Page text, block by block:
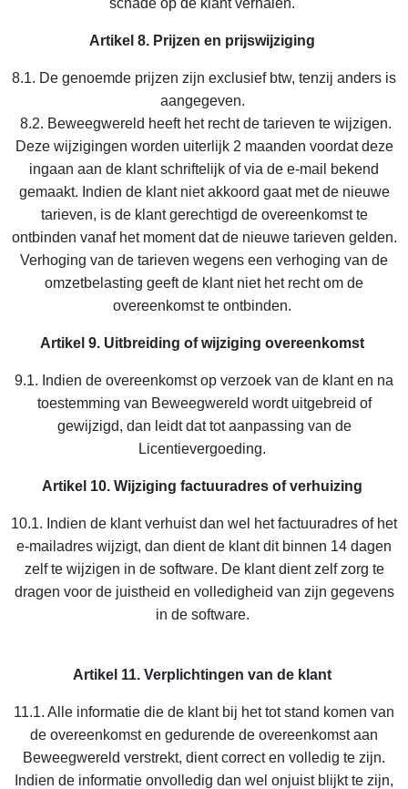
schade op de klant verhalen.
Artikel 8. Prijzen en prijswijziging
8.1. De genoemde prijzen zijn exclusief btw, tenzij anders is
aangegeven.
8.2. Beweegwereld heeft het recht de tarieven te wijzigen.
Deze wijzigingen worden uiterlijk 2 maanden voordat deze
ingaan aan de klant schriftelijk of via de e-mail bekend
gemaakt. Indien de klant niet akkoord gaat met de nieuwe
tarieven, is de klant gerechtigd de overeenkomst te
ontbinden vanaf het moment dat de nieuwe tarieven gelden.
Verhoging van de tarieven wegens een verhoging van de
omzetbelasting geeft de klant niet het recht om de
overeenkomst te ontbinden.
Artikel 9. Uitbreiding of wijziging overeenkomst
9.1. Indien de overeenkomst op verzoek van de klant en na
toestemming van Beweegwereld wordt uitgebreid of
gewijzigd, dan leidt dat tot aanpassing van de
Licentievergoeding.
Artikel 10. Wijziging factuuradres of verhuizing
10.1. Indien de klant verhuist dan wel het factuuradres of het
e-mailadres wijzigt, dan dient de klant dit binnen 14 dagen
zelf te wijzigen in de software. De klant dient zelf zorg te
dragen voor de juistheid en volledigheid van zijn gegevens
in de software.
Artikel 11. Verplichtingen van de klant
11.1. Alle informatie die de klant bij het tot stand komen van
de overeenkomst en gedurende de overeenkomst aan
Beweegwereld verstrekt, dient correct en volledig te zijn.
Indien de informatie onvolledig dan wel onjuist blijkt te zijn,